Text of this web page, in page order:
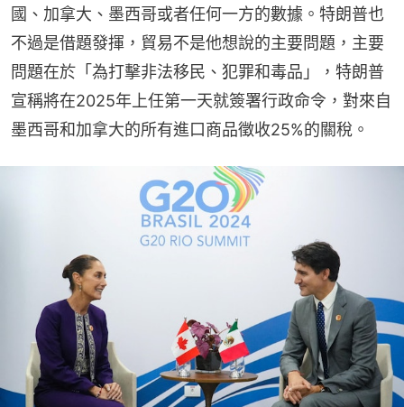
國、加拿大、墨西哥或者任何一方的數據。特朗普也
不過是借題發揮，貿易不是他想說的主要問題，主要
問題在於「為打擊非法移民、犯罪和毒品」，特朗普
宣稱將在2025年上任第一天就簽署行政命令，對來自
墨西哥和加拿大的所有進口商品徵收25%的關稅。